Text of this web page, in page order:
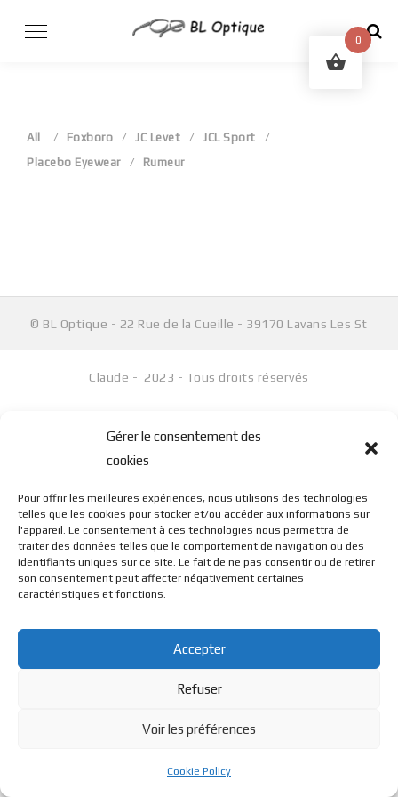
Gérer le consentement des
cookies
Pour offrir les meilleures expériences, nous utilisons des technologies
telles que les cookies pour stocker et/ou accéder aux informations sur
l'appareil. Le consentement à ces technologies nous permettra de
traiter des données telles que le comportement de navigation ou des
identifiants uniques sur ce site. Le fait de ne pas consentir ou de retirer
son consentement peut affecter négativement certaines
caractéristiques et fonctions.
Accepter
Refuser
Voir les préférences
Cookie Policy
All Foxboro JC Levet
JCL Sport
Placebo Eyewear
Rumeur
© BL Optique - 22 Rue de la Cueille - 39170 Lavans Les St
Claude - 2023 - Tous droits réservés
0